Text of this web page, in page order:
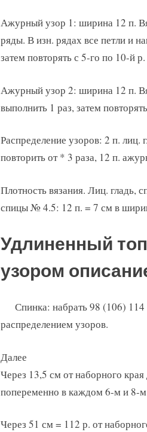
Ажурный узор 1: ширина 12 п.
ряды. В изн. рядах все петли и
затем повторять с 5-го по 10-й р.
Ажурный узор 2: ширина 12 п.
выполнить 1 раз, затем
Распределение узоров: 2 п. лиц.
повторить от * 3 раза, 12 п.
Плотность вязания. Лиц.
спицы № 4.5: 12 п. = 7 см в
Удлиненный
узором
Спинка: набрать 98 (106) 114
распределением узоров.
Далее
Через 13,5 см от наборного
попеременно в каждом 6-м и 8-
Через 51 см = 112 р. от